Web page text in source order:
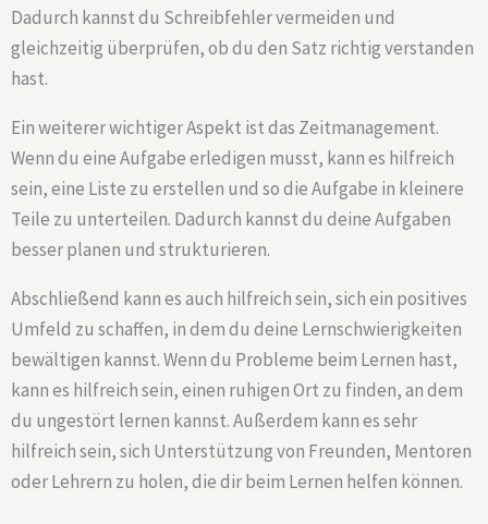
Dadurch kannst du Schreibfehler vermeiden und
gleichzeitig überprüfen, ob du den Satz richtig verstanden
hast.
Ein weiterer wichtiger Aspekt ist das Zeitmanagement.
Wenn du eine Aufgabe erledigen musst, kann es hilfreich
sein, eine Liste zu erstellen und so die Aufgabe in kleinere
Teile zu unterteilen. Dadurch kannst du deine Aufgaben
besser planen und strukturieren.
Abschließend kann es auch hilfreich sein, sich ein positives
Umfeld zu schaffen, in dem du deine Lernschwierigkeiten
bewältigen kannst. Wenn du Probleme beim Lernen hast,
kann es hilfreich sein, einen ruhigen Ort zu finden, an dem
du ungestört lernen kannst. Außerdem kann es sehr
hilfreich sein, sich Unterstützung von Freunden, Mentoren
oder Lehrern zu holen, die dir beim Lernen helfen können.